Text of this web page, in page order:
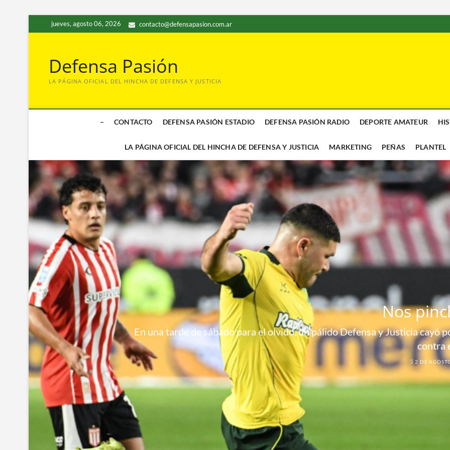
al
jueves, agosto 06, 2026 contacto@defensapasion.com.ar
Defensa Pasión
LA PÁGINA OFICIAL DEL HINCHA DE DEFENSA Y JUSTICIA
– CONTACTO DEFENSA PASIÓN ESTADIO DEFENSA PASIÓN RADIO DEPORTE AMATEUR
LA PÁGINA OFICIAL DEL HINCHA DE DEFENSA Y JUSTICIA MARKETING PEÑAS PLANTEL
Nos
En una tarde de sábado para el olvido, un pálido Defensa y Justicia cayó
contra
2 DE